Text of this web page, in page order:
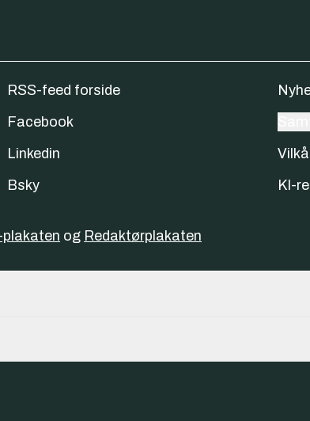
RSS-feed forside
Facebook
Linkedin
Bsky
KI-
og Redaktørplakaten